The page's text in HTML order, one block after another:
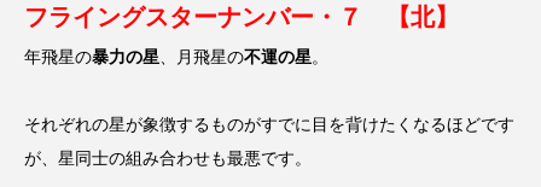
フライングスターナンバー・７ 【北】
年飛星の暴力の星 、月飛星の不運の星。
それぞれの星が象徴するものがすでに目を背けたくなるほどです
が、星同士の組み合わせも最悪です。